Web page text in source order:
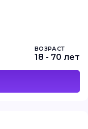
ВОЗРАСТ
18 - 70 лет